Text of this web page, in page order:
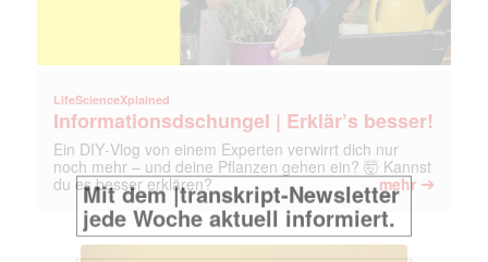
LifeScienceXplained
Informationsdschungel | Erklär’s besser!
Ein DIY‑Vlog von einem Experten verwirrt dich nur
noch mehr – und deine Pflanzen gehen ein? 🤯 Kannst
du es besser erklären?
mehr ➔